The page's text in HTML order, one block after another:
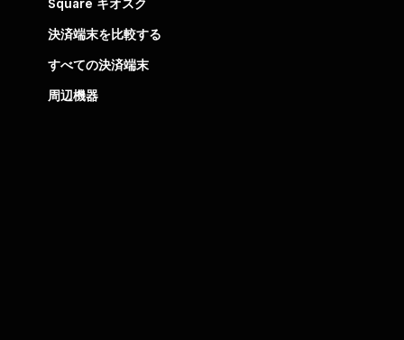
Square キオスク
決済端末を比較する
すべての決済端末
周辺機器